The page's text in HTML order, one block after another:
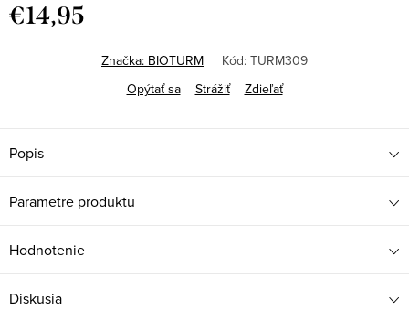
€14,95
Značka: BIOTURM Kód: TURM309
Opýtať sa
Strážiť Zdieľať
Popis
Parametre produktu
Hodnotenie
Diskusia